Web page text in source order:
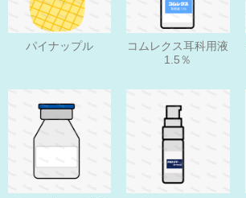
パイナップル
コムレクス耳科用液
1.5％